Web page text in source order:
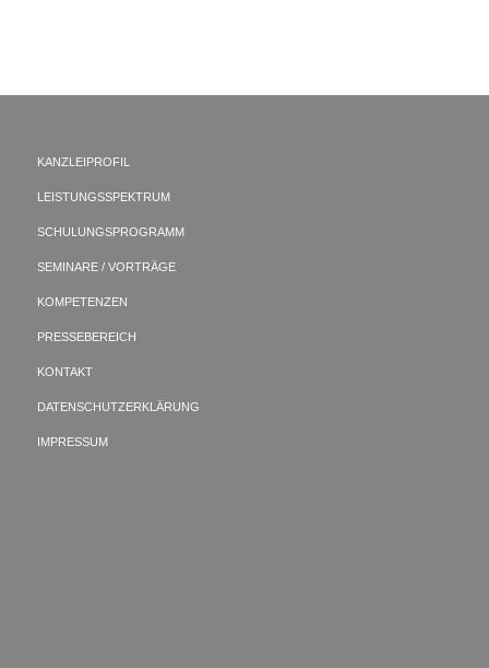
KANZLEIPROFIL
LEISTUNGSSPEKTRUM
SCHULUNGSPROGRAMM
SEMINARE / VORTRÄGE
KOMPETENZEN
PRESSEBEREICH
KONTAKT
DATENSCHUTZERKLÄRUNG
IMPRESSUM